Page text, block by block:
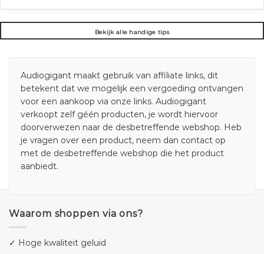
Bekijk alle handige tips
Audiogigant maakt gebruik van affiliate links, dit
betekent dat we mogelijk een vergoeding ontvangen
voor een aankoop via onze links. Audiogigant
verkoopt zelf géén producten, je wordt hiervoor
doorverwezen naar de desbetreffende webshop. Heb
je vragen over een product, neem dan contact op
met de desbetreffende webshop die het product
aanbiedt.
Waarom shoppen via ons?
✓ Hoge kwaliteit geluid